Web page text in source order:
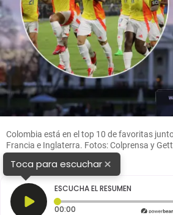
Colombia está en el top 10 de favoritas
Francia e Inglaterra. Fotos: Colprensa y
Toca para escuchar×
ESCUCHA EL RESUMEN
00:00 Tiempo transcurrido: 0